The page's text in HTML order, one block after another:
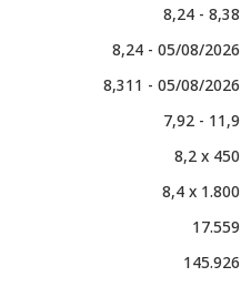
8,24 - 8,38
8,24 - 05/08/2026
8,311 - 05/08/2026
7,92 - 11,9
8,2 x 450
8,4 x 1.800
17.559
145.926